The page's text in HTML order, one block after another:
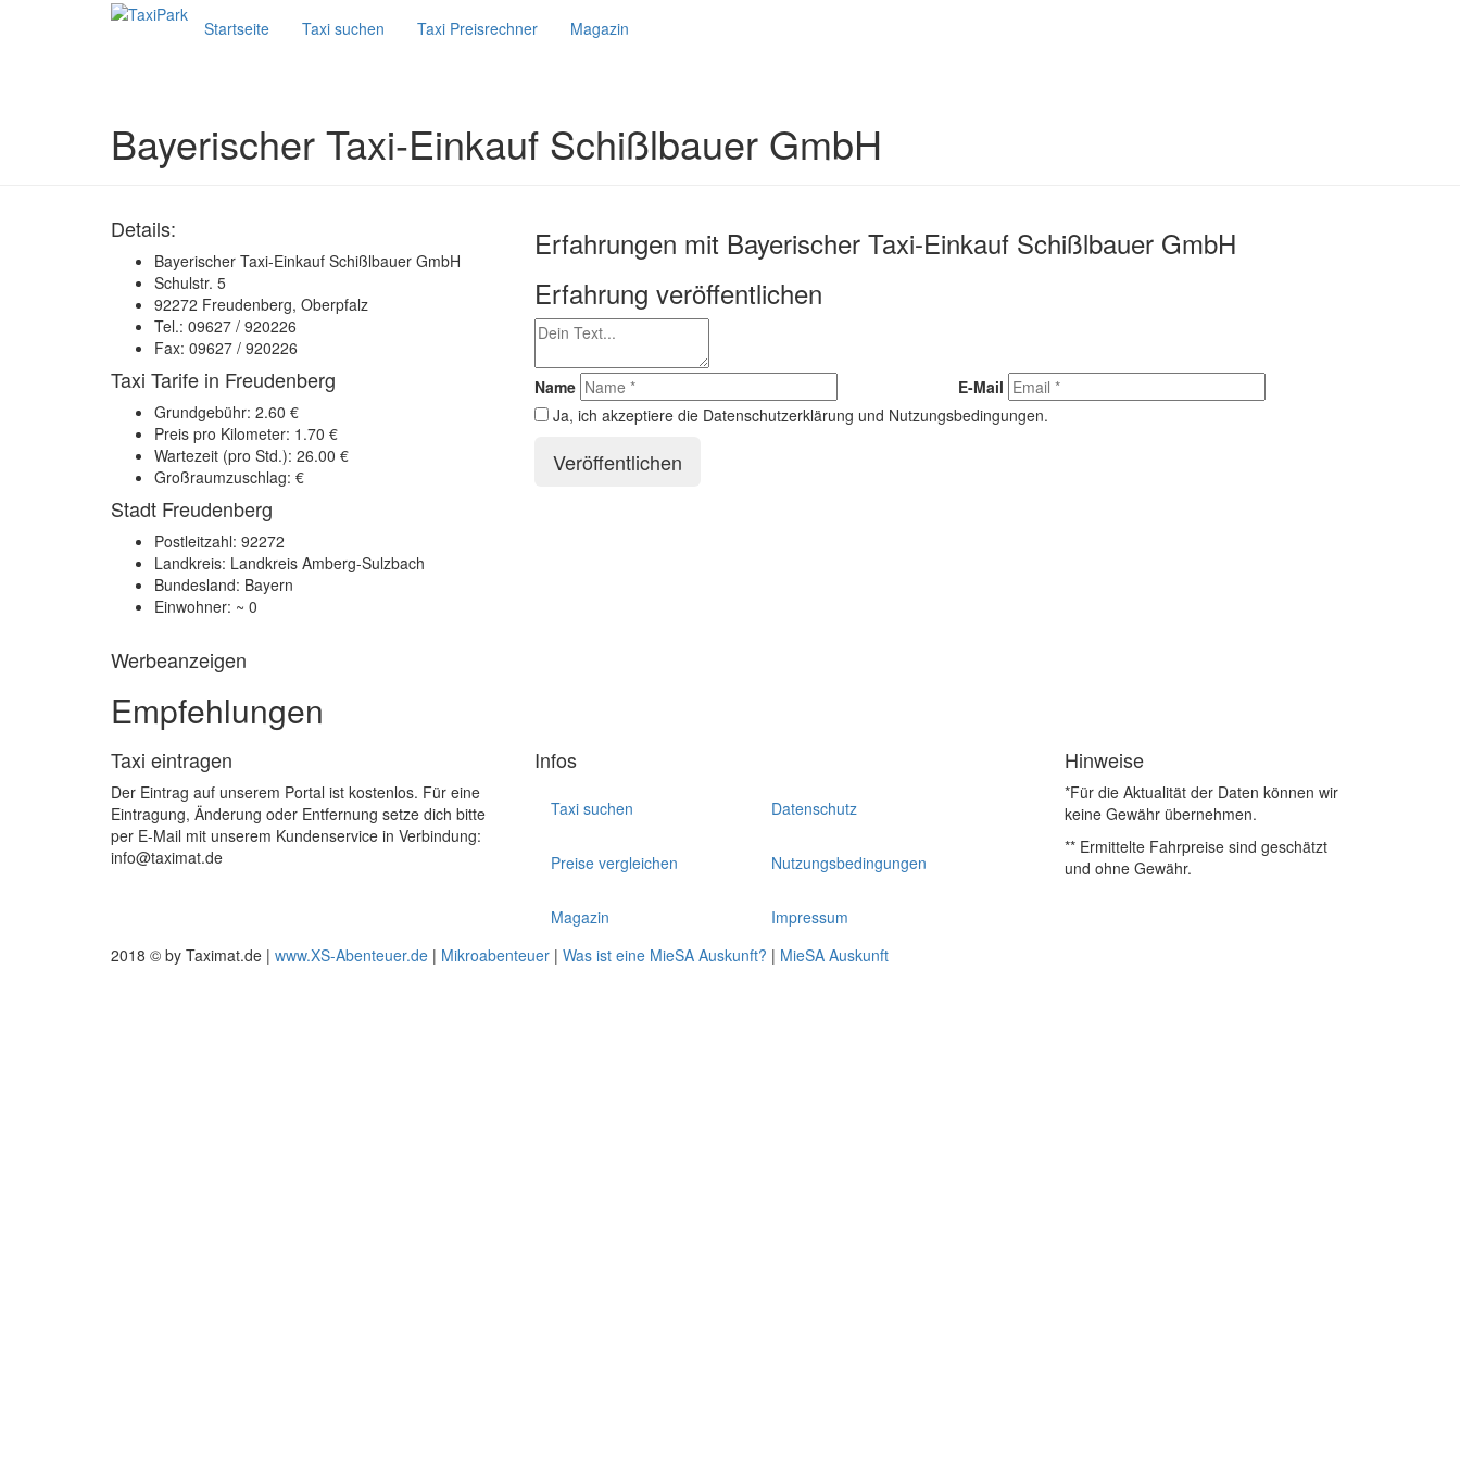
Startseite Taxi suchen Taxi Preisrechner Magazin
Bayerischer Taxi-Einkauf Schißlbauer GmbH
Details:
Bayerischer Taxi-Einkauf Schißlbauer GmbH
Schulstr. 5
92272 Freudenberg, Oberpfalz
Tel.: 09627 / 920226
Fax: 09627 / 920226
Taxi Tarife in Freudenberg
Grundgebühr: 2.60 €
Preis pro Kilometer: 1.70 €
Wartezeit (pro Std.): 26.00 €
Großraumzuschlag: €
Stadt Freudenberg
Postleitzahl: 92272
Landkreis: Landkreis Amberg-Sulzbach
Bundesland: Bayern
Einwohner: ~ 0
Erfahrungen mit Bayerischer Taxi-Einkauf Schißlbauer GmbH
Erfahrung veröffentlichen
Name
E-Mail
Ja, ich akzeptiere die Datenschutzerklärung und Nutzungsbedingungen.
Werbeanzeigen
Empfehlungen
Taxi eintragen
Der Eintrag auf unserem Portal ist kostenlos. Für eine
Eintragung, Änderung oder Entfernung setze dich bitte
per E-Mail mit unserem Kundenservice in Verbindung:
info@taximat.de
Infos
Taxi suchen
Preise vergleichen
Magazin
Datenschutz
Nutzungsbedingungen
Impressum
Hinweise
*Für die Aktualität der Daten können wir
keine Gewähr übernehmen.
** Ermittelte Fahrpreise sind geschätzt
und ohne Gewähr.
2018 © by Taximat.de | www.XS-Abenteuer.de | Mikroabenteuer | Was ist eine MieSA Auskunft? | MieSA Auskunft